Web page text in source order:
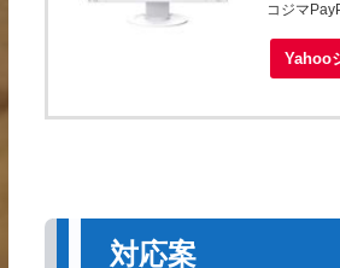
コジマ
Yahoo
対応案